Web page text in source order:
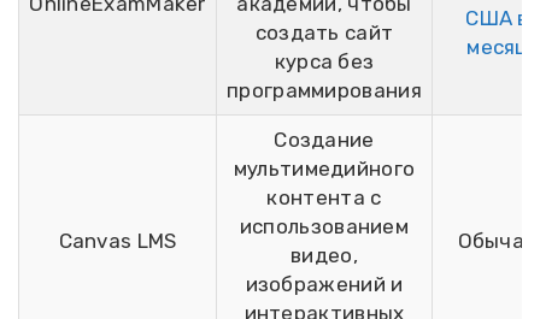
создать сайт
курса без
программирования
США в
месяц
Canvas LMS
Создание
мультимедийного
контента с
использованием
видео,
изображений и
интерактивных
Обычай